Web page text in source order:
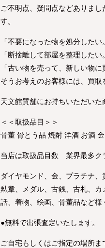
ご不明点、疑問点などありま
す。
「不要になった物を処分したい
「断捨離して部屋を整理したい
「古い物を売って、新しい物に
そうお考えのお客様には、買取
天文館質舗にお持ちいただいた
＜＜取扱品目＞＞
骨董 骨とう品 焼酎 洋酒 お酒
当店は取扱品目数 業界最多ク
ダイヤモンド、金、プラチナ
勲章、メダル、古銭、古札、
話、着物、絵画、骨董品など様
●無料で出張査定いたします。
ご自宅もしくはご指定の場所ま